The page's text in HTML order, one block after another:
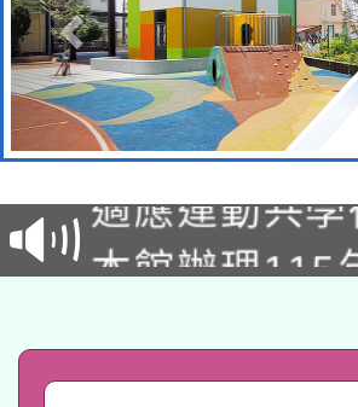
本校115學年
招甄選結果
招)
本館辦理115
礎課程
A3數位素養